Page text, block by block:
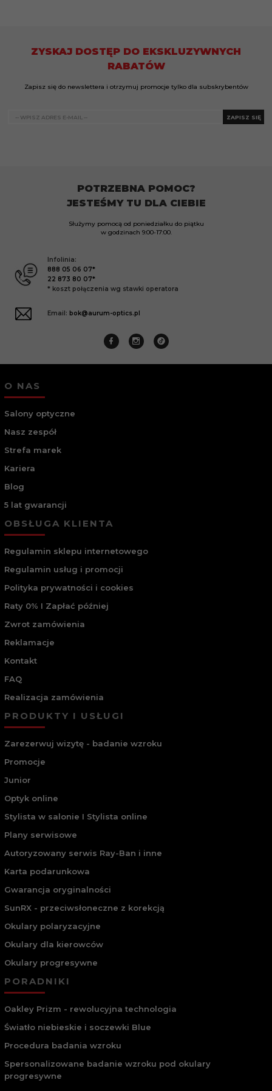
ZYSKAJ DOSTĘP DO EKSKLUZYWNYCH
RABATÓW
Zapisz się do newslettera i otrzymuj promocje tylko dla subskrybentów
ZAPISZ SIĘ
POTRZEBNA POMOC?
JESTEŚMY TU DLA CIEBIE
Służymy pomocą od poniedziałku do piątku
w godzinach 9:00-17:00.
Infolinia:
888 05 06 07*
22 873 80 07*
* koszt połączenia wg stawki operatora
Email: bok@aurum-optics.pl
O NAS
Salony optyczne
Nasz zespół
Strefa marek
Kariera
Blog
5 lat gwarancji
OBSŁUGA KLIENTA
Regulamin sklepu internetowego
Regulamin usług i promocji
Polityka prywatności i cookies
Raty 0% I Zapłać później
Zwrot zamówienia
Reklamacje
Kontakt
FAQ
Realizacja zamówienia
PRODUKTY I USŁUGI
Zarezerwuj wizytę - badanie wzroku
Promocje
Junior
Optyk online
Stylista w salonie I Stylista online
Plany serwisowe
Autoryzowany serwis Ray-Ban i inne
Karta podarunkowa
Gwarancja oryginalności
SunRX - przeciwsłoneczne z korekcją
Okulary polaryzacyjne
Okulary dla kierowców
Okulary progresywne
PORADNIKI
Oakley Prizm - rewolucyjna technologia
Światło niebieskie i soczewki Blue
Procedura badania wzroku
Spersonalizowane badanie wzroku pod okulary
progresywne